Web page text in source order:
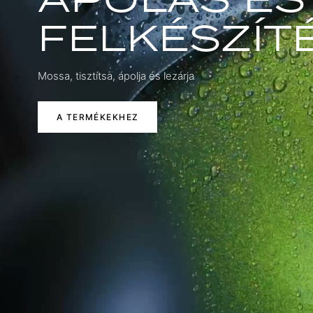
Mossa, tisztítsa, ápolja és lezárja
A TERMÉKEKHEZ